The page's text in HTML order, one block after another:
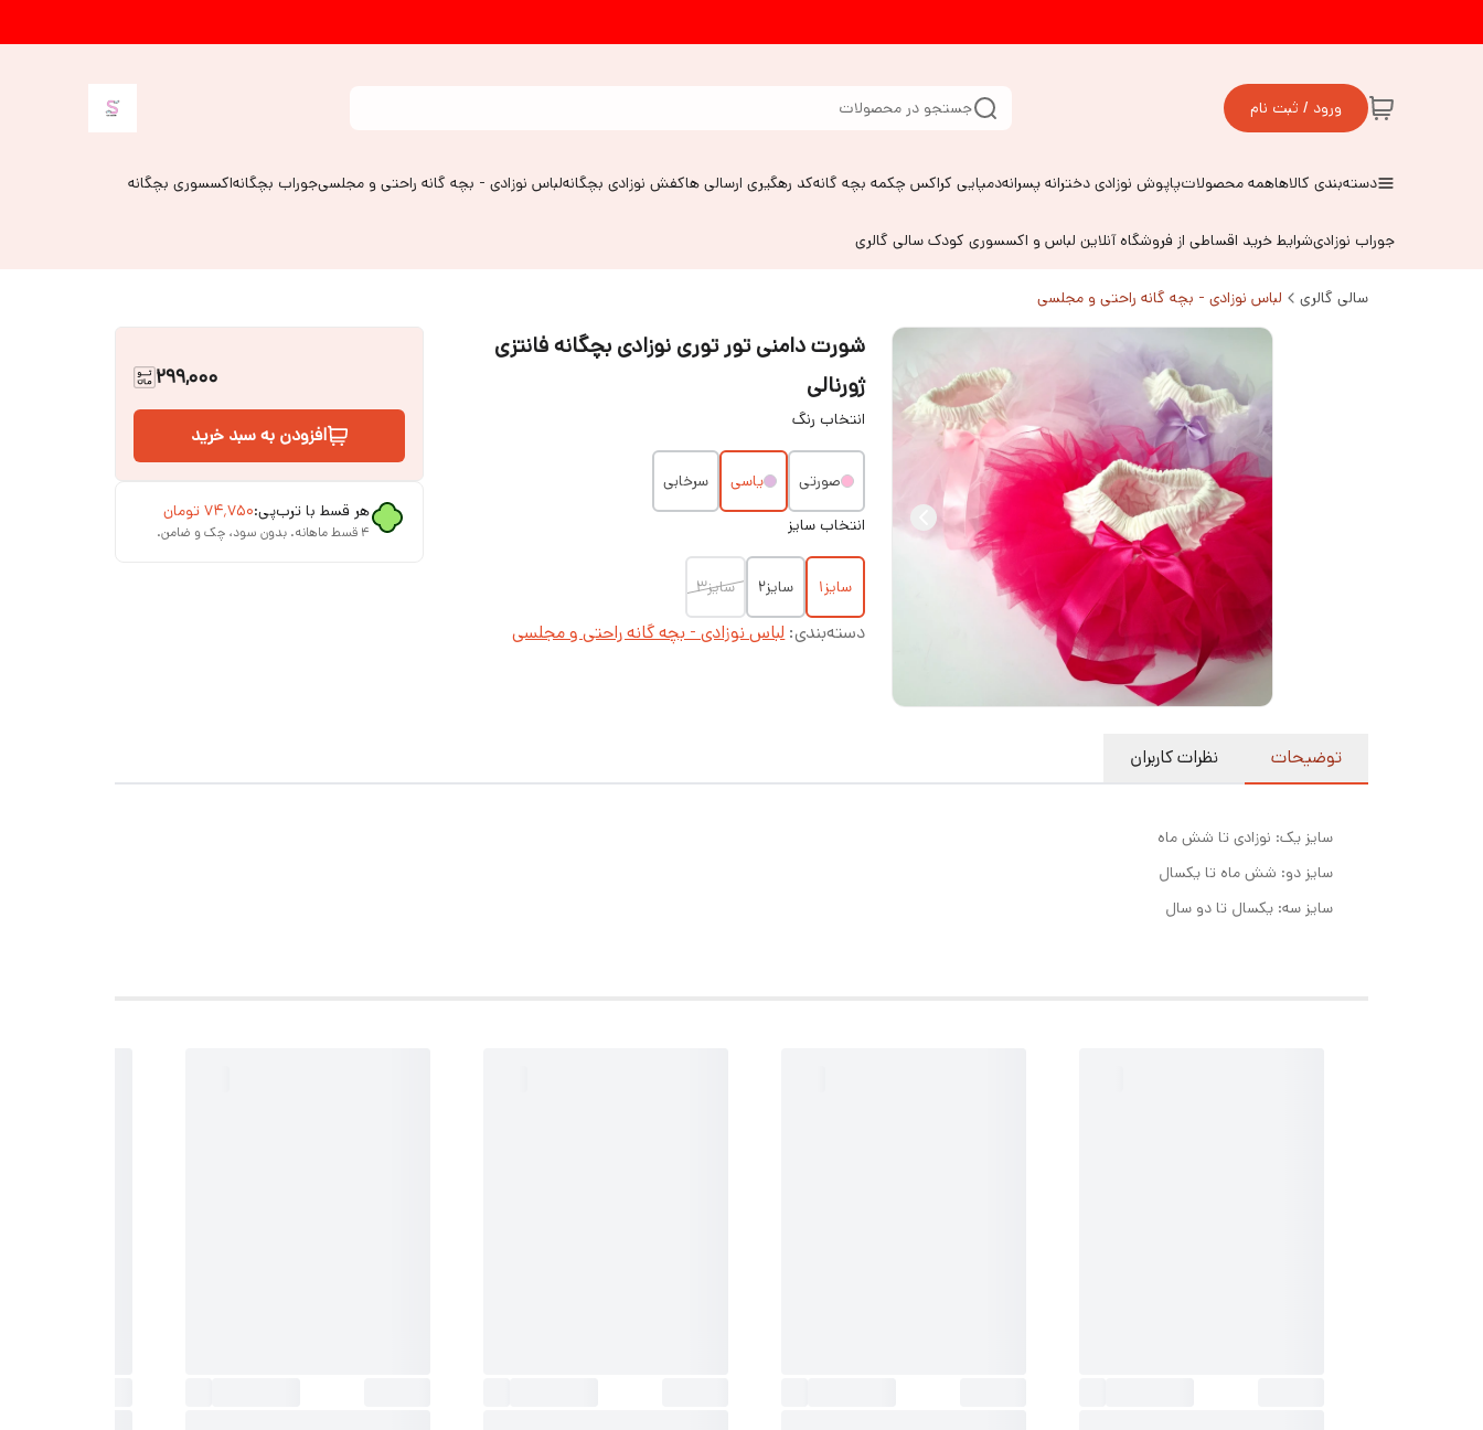
ورود / ثبت نام جستجو در محصولات
دسته‌بندی کالاهاهمه محصولاتپاپوش نوزادی دخترانه پسرانهدمپایی کراکس چکمه بچه گانهکد رهگیری ارسالی هاکفش نوزادی بچگانهلباس نوزادی - بچه گانه راحتی و مجلسیجوراب بچگانهاکسسوری بچگانه
جوراب نوزادیشرایط خرید اقساطی از فروشگاه آنلاین لباس و اکسسوری کودک سالی گالری
سالی گالری لباس نوزادی - بچه گانه راحتی و مجلسی
شورت دامنی تور توری نوزادی بچگانه فانتزی
ژورنالی
انتخاب رنگ
صورتی یاسی
سرخابی
انتخاب سایز
سایز۱ سایز۲ سایز۳
دسته‌بندی:لباس نوزادی - بچه گانه راحتی و مجلسی
299,000
افزودن به سبد خرید
هر قسط با ترب‌پی:۷۴٬۷۵۰ تومان
۴ قسط ماهانه. بدون سود، چک و ضامن.
توضیحات نظرات کاربران
سایز یک: نوزادی تا شش ماه
سایز دو: شش ماه تا یکسال
سایز سه: یکسال تا دو سال